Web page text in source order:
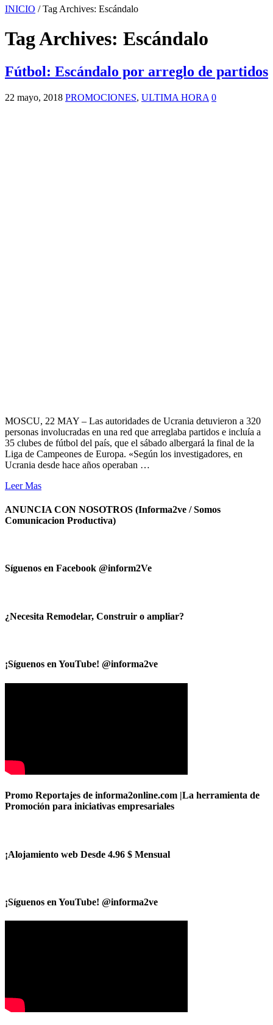
INICIO / Tag Archives: Escándalo
Tag Archives: Escándalo
Fútbol: Escándalo por arreglo de partidos
22 mayo, 2018 PROMOCIONES, ULTIMA HORA 0
MOSCU, 22 MAY – Las autoridades de Ucrania detuvieron a 320
personas involucradas en una red que arreglaba partidos e incluía a
35 clubes de fútbol del país, que el sábado albergará la final de la
Liga de Campeones de Europa. «Según los investigadores, en
Ucrania desde hace años operaban …
Leer Mas
ANUNCIA CON NOSOTROS (Informa2ve / Somos
Comunicacion Productiva)
Síguenos en Facebook @inform2Ve
¿Necesita Remodelar, Construir o ampliar?
¡Síguenos en YouTube! @informa2ve
Promo Reportajes de informa2online.com |La herramienta de
Promoción para iniciativas empresariales
¡Alojamiento web Desde 4.96 $ Mensual
¡Síguenos en YouTube! @informa2ve